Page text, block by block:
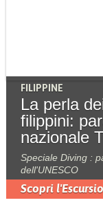
FILIPPINE
La perla
filippini:
nazionale
Speciale Diving :
dell'UNESCO
Scopri